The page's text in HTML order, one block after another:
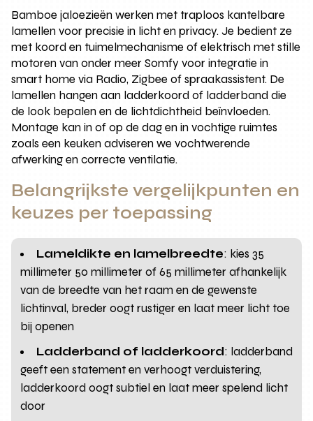
Bamboe jaloezieën werken met traploos kantelbare
lamellen voor precisie in licht en privacy. Je bedient ze
met koord en tuimelmechanisme of elektrisch met stille
motoren van onder meer Somfy voor integratie in
smart home via Radio, Zigbee of spraakassistent. De
lamellen hangen aan ladderkoord of ladderband die
de look bepalen en de lichtdichtheid beïnvloeden.
Montage kan in of op de dag en in vochtige ruimtes
zoals een keuken adviseren we vochtwerende
afwerking en correcte ventilatie.
Belangrijkste vergelijkpunten en
keuzes per toepassing
Lameldikte en lamelbreedte: kies 35
millimeter 50 millimeter of 65 millimeter afhankelijk
van de breedte van het raam en de gewenste
lichtinval, breder oogt rustiger en laat meer licht toe
bij openen
Ladderband of ladderkoord: ladderband
geeft een statement en verhoogt verduistering,
ladderkoord oogt subtiel en laat meer spelend licht
door